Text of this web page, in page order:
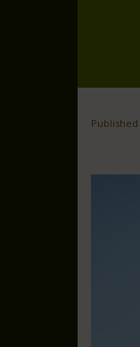
Published